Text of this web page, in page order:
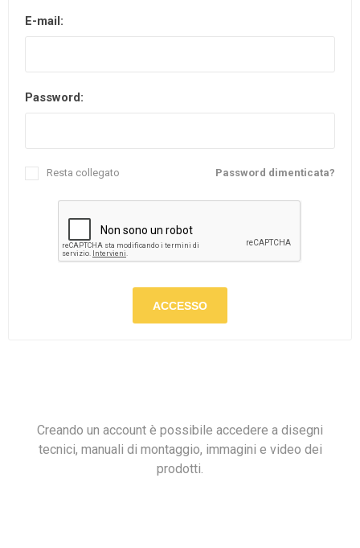
E-mail:
Password:
Password dimenticata?
Resta collegato
ACCESSO
Creando un account è possibile accedere a disegni
tecnici, manuali di montaggio, immagini e video dei
prodotti.